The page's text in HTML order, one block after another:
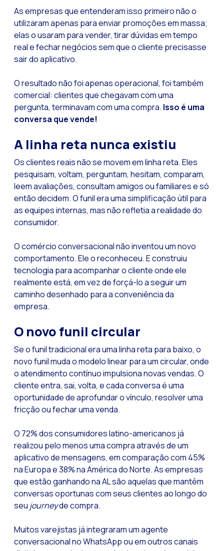
Maximize suas
Inovando a
Recuperação de
Otimize o
Fluxos do
Seasonalities:
Mobilidade
O novo ponto de
Rastreabilidade da
Notificações
Tornar os fluxos
Recapitulando a
CX social: A
​​Catálogo
Você conhece o
Aumentando a
Validação
As empresas que entenderam isso primeiro não o
utilizaram apenas para enviar promoções em massa;
elas o usaram para vender, tirar dúvidas em tempo
real e fechar negócios sem que o cliente precisasse
sair do aplicativo.
O resultado não foi apenas operacional, foi também
comercial: clientes que chegavam com uma
pergunta, terminavam com uma compra. Isso é uma
conversa que vende!
A linha reta nunca existiu
Os clientes reais não se movem em linha reta. Eles
pesquisam, voltam, perguntam, hesitam, comparam,
leem avaliações, consultam amigos ou familiares e só
então decidem. O funil era uma simplificação útil para
as equipes internas, mas não refletia a realidade do
consumidor.
O comércio conversacional não inventou um novo
comportamento. Ele o reconheceu. E construiu
tecnologia para acompanhar o cliente onde ele
realmente está, em vez de forçá-lo a seguir um
caminho desenhado para a conveniência da
empresa.
O novo funil circular
Se o funil tradicional era uma linha reta para baixo, o
novo funil muda o modelo linear para um circular, onde
o atendimento contínuo impulsiona novas vendas. O
cliente entra, sai, volta, e cada conversa é uma
oportunidade de aprofundar o vínculo, resolver uma
fricção ou fechar uma venda.
O 72% dos consumidores latino-americanos já
realizou pelo menos uma compra através de um
aplicativo de mensagens, em comparação com 45%
na Europa e 38% na América do Norte. As empresas
que estão ganhando na AL são aquelas que mantêm
conversas oportunas com seus clientes ao longo do
seu journeyde compra.
Muitos varejistas já integraram um agente
conversacional no WhatsApp ou em outros canais